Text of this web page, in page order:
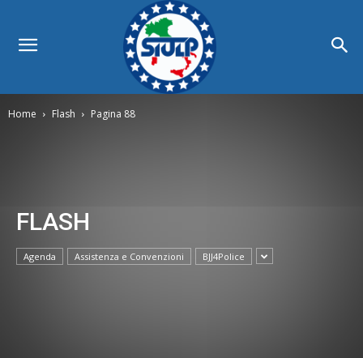
Home Flash Pagina 88
FLASH
Agenda Assistenza e Convenzioni BJJ4Police